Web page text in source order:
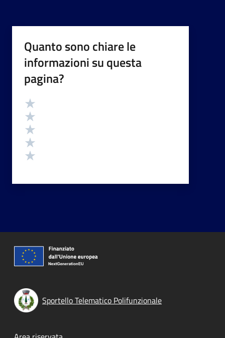
Quanto sono chiare le
informazioni su questa
pagina?
Valutazione
Sportello Telematico Polifunzionale